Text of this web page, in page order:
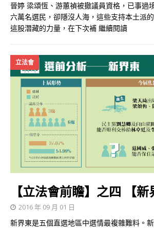
晉婷 梁頌恆、游蕙禎被撤議員資格，已事過
六萬名選民，卻隱沒人海，這些支持本土派
這股潛藏的力量，在下次補 繼續閱讀
立法會
【立法會前瞻】之四 【新
2016 年 09 月 01 日
新界東是五個直選地區中選情最複雜難料。